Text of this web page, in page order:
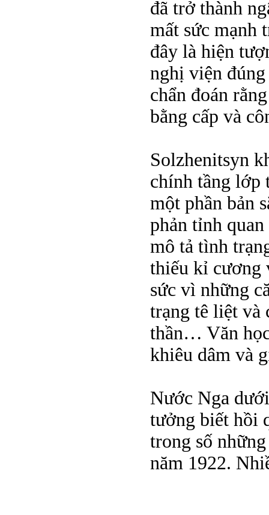
đã trở thành
mất sức mạnh
đây là hiện
nghị viện
chẩn đoán
bằng cấp và
Solzhenitsyn
chính tầng lớp
một phần bản
phản tỉnh
mô tả tình
thiếu kỉ cương
sức vì những
trạng tê liệt và
thần… Văn
khiêu dâm và
Nước Nga
tưởng biết hồi
trong số
năm 1922.